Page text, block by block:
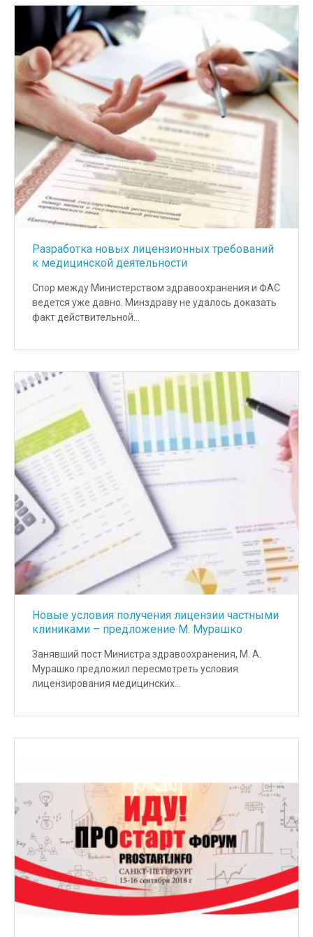
Разработка новых лицензионных требований
к медицинской деятельности
Спор между Министерством здравоохранения и ФАС
ведется уже давно. Минздраву не удалось доказать
факт действительной…
Новые условия получения лицензии частными
клиниками – предложение М. Мурашко
Занявший пост Министра здравоохранения, М. А.
Мурашко предложил пересмотреть условия
лицензирования медицинских…